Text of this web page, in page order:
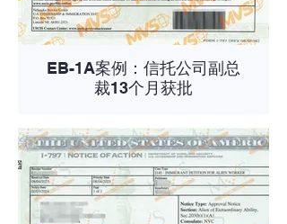
EB-1A案例：信托公司副总
裁13个月获批